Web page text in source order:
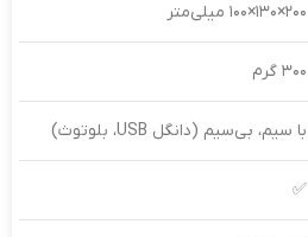
۲۰۰×۱۳۰×۱۰۰ میلی‌متر
۳۰۰ گرم
با سیم، بی‌سیم (دانگل USB، بلوتوث)
✅